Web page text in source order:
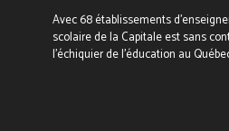
Avec 68 établissements
scolaire de la Capitale est sans
l’échiquier de l’éducation au